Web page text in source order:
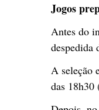
Jogos
Antes do
despedida
A seleção
das